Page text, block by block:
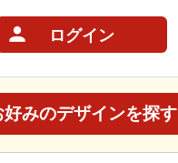
ログイン
好みのデザインを探す